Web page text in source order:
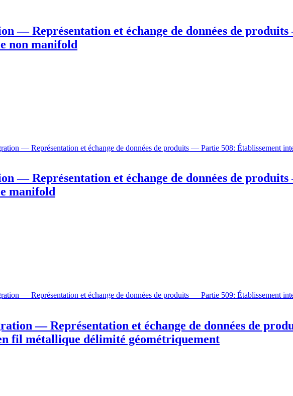
— Représentation et échange de données de
non manifold
— Représentation et échange de données de produits — Partie 508: Établissement
— Représentation et échange de données de
manifold
— Représentation et échange de données de produits — Partie 509: Établissement
— Représentation et échange de données de
fil métallique délimité géométriquement